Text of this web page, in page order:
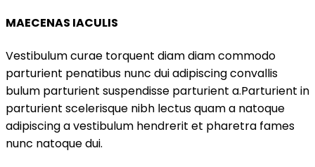
MAECENAS IACULIS
Vestibulum curae torquent diam diam commodo
parturient penatibus nunc dui adipiscing convallis
bulum parturient suspendisse parturient a.Parturient in
parturient scelerisque nibh lectus quam a natoque
adipiscing a vestibulum hendrerit et pharetra fames
nunc natoque dui.